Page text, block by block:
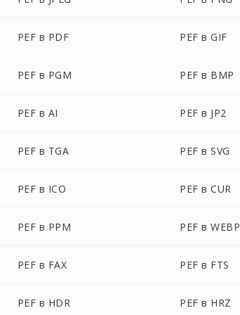
PEF в PDF PEF в GIF
PEF в PGM PEF в BMP
PEF в AI PEF в JP2
PEF в TGA PEF в SVG
PEF в ICO PEF в CUR
PEF в PPM PEF в WEBP
PEF в FAX PEF в FTS
PEF в HDR PEF в HRZ